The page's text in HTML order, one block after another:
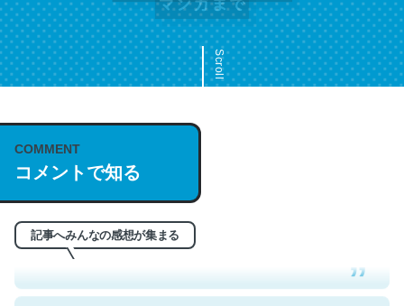
Scroll
COMMENT
コメントで知る
記事へみんなの感想が集まる
これは名文。彼はとてもクレバーなんだろうなと凄く思
う。英語少しでも読める人は原文もお勧め。自分はこの流
れ好き。Let’s Fucking Go. Then Covid hit. Shit.
─今のこの状況が信じられるかい？ by ラーズ・ヌートバー